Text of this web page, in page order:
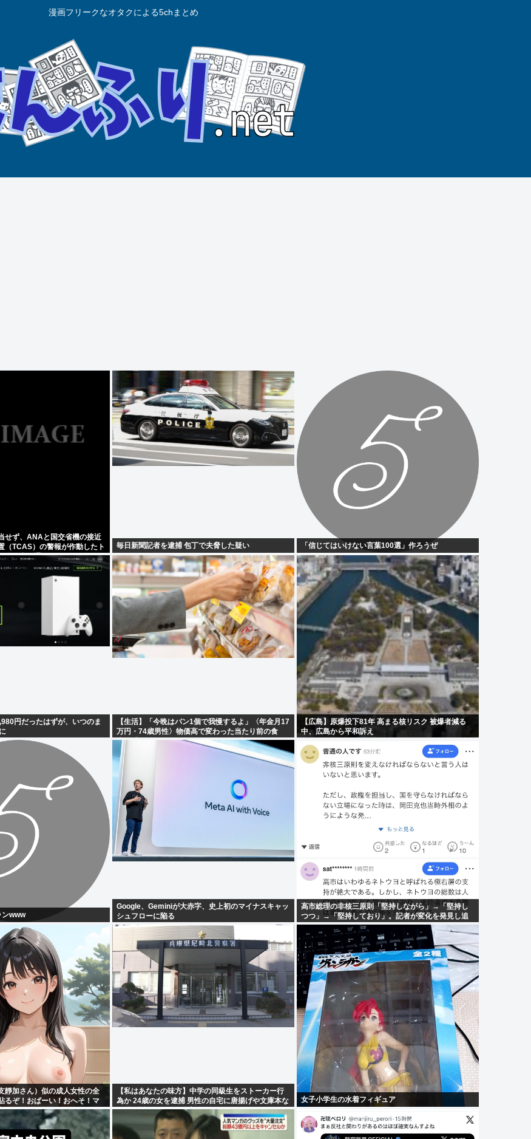
漫画フリークなオタクによる5chまとめ
せず、ANAと国交省機の接近
（TCAS）の警報が作動したト
全日空に通知
毎日新聞記者を逮捕 包丁で夫脅した疑い 「信じてはいけない言葉100選」作ろうぜ
円だったはずが、いつのま
【生活】「今晩はパン1個で我慢するよ」〈年金月17
万円・74歳男性〉物価高で変わった当たり前の食
卓…「1食抜けば、数百円は使わずに済む」
【広島】原爆投下81年 高まる核リスク 被爆者減る
中、広島から平和訴え
ンwww
Google、Geminiが大赤字、史上初のマイナスキャッ
シュフローに陥る
高市総理の非核三原則「堅持しながら」→「堅持し
つつ」→「堅持しており」。記者が変化を発見し追
及
靜加さん）似の成人女性の全
るぞ！おぱーい！おへそ！マ
【私はあなたの味方】中学の同級生をストーカー行
為か 24歳の女を逮捕 男性の自宅に唐揚げや文庫本な
ど繰り返し届ける / 兵庫県
女子小学生の水着フィギュア